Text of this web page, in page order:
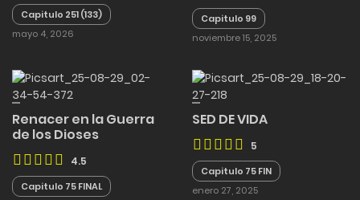
Capitulo 251 (133)
mayo 4, 2026
Capitulo 99
noviembre 15, 2025
Renacer en la Guerra
de los Dioses
4.5
Capitulo 75 FINAL
SED DE VIDA
5
Capitulo 75 FIN
enero 27, 2025